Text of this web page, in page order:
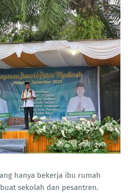
hanya bekerja ibu rumah
sekolah dan pesantren.